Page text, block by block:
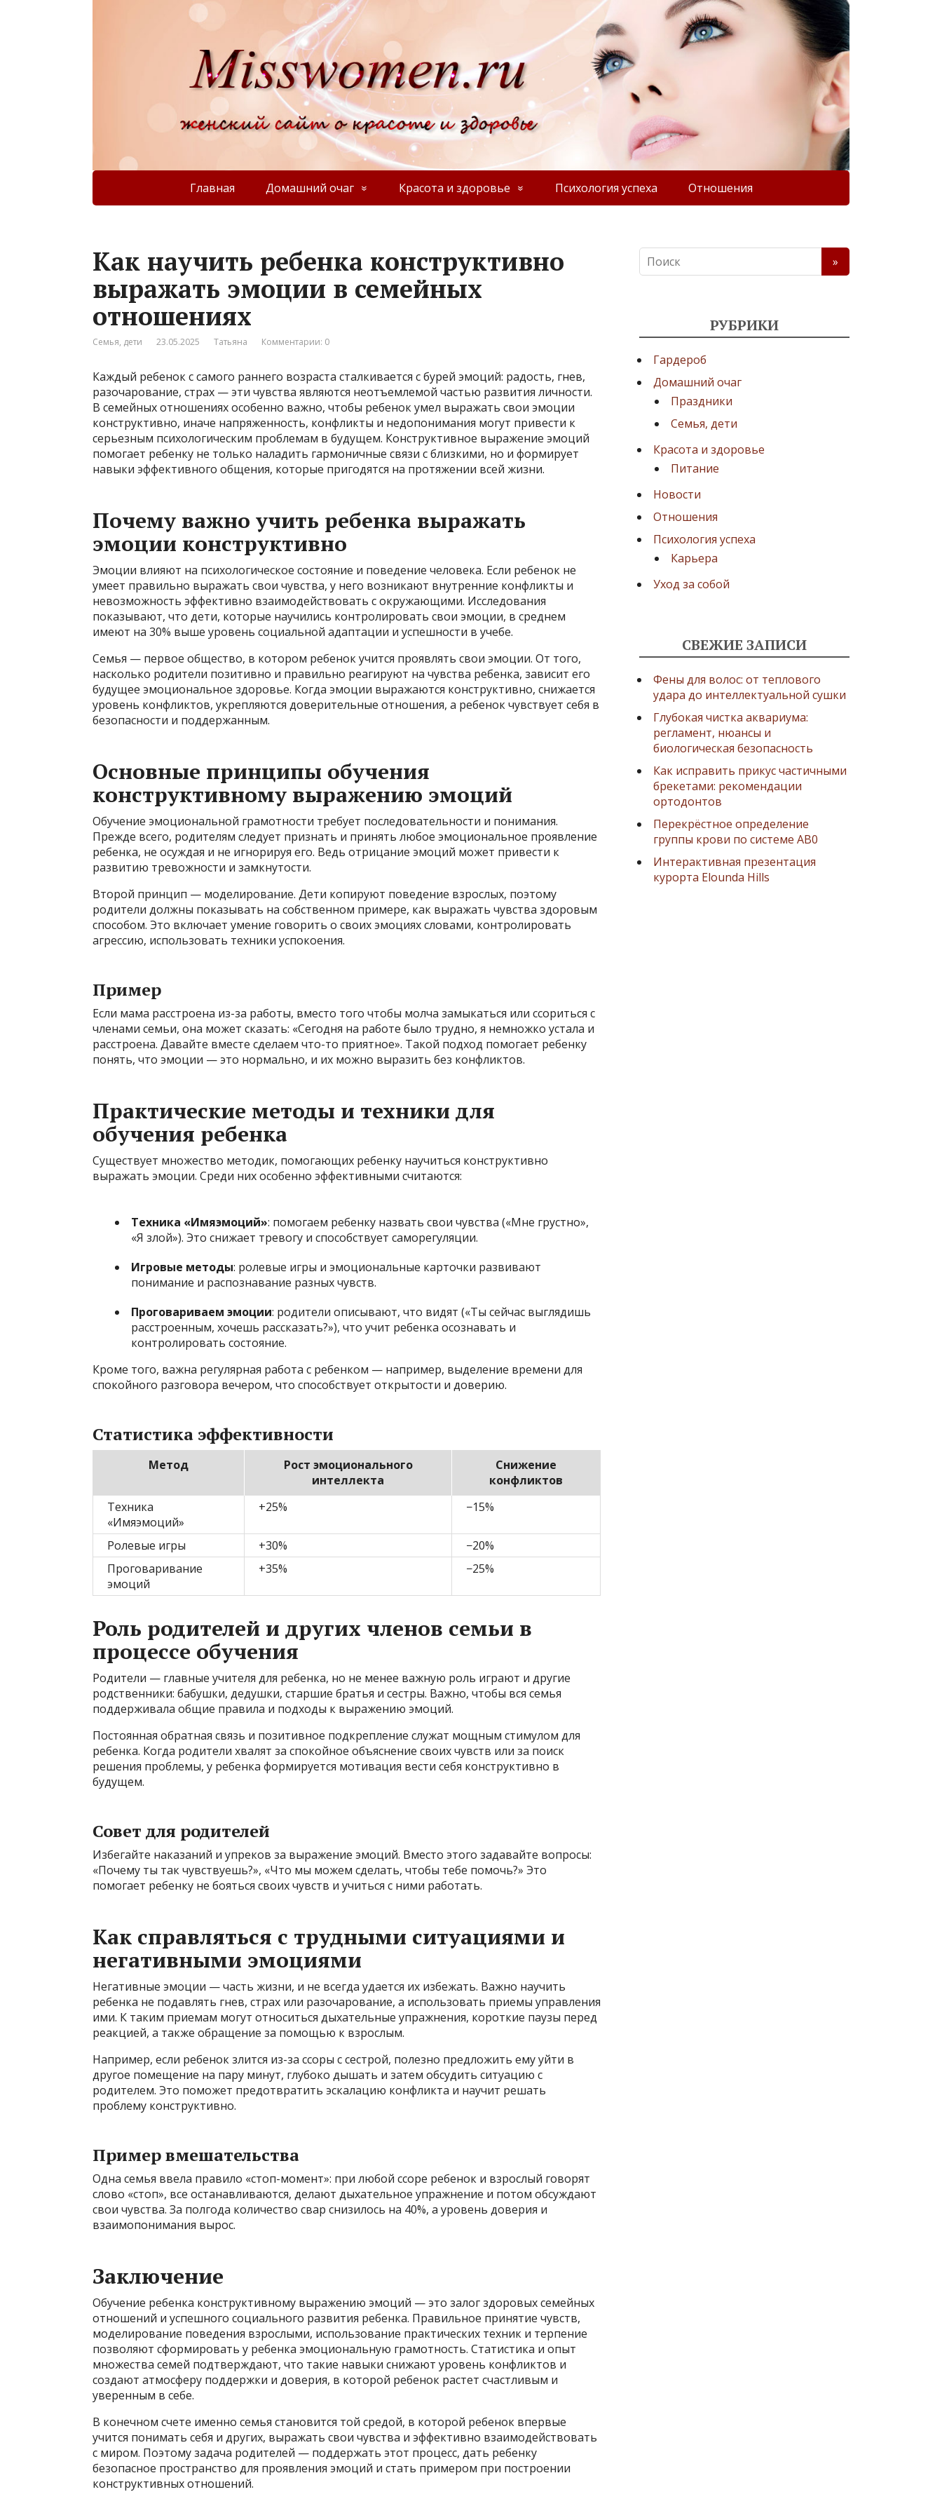
Главная Домашний очаг Красота и здоровье Психология успеха Отношения
Как научить ребенка конструктивно
выражать эмоции в семейных
отношениях
Семья, дети 23.05.2025 Татьяна Комментарии: 0
Каждый ребенок с самого раннего возраста сталкивается с бурей эмоций: радость, гнев,
разочарование, страх — эти чувства являются неотъемлемой частью развития личности.
В семейных отношениях особенно важно, чтобы ребенок умел выражать свои эмоции
конструктивно, иначе напряженность, конфликты и недопонимания могут привести к
серьезным психологическим проблемам в будущем. Конструктивное выражение эмоций
помогает ребенку не только наладить гармоничные связи с близкими, но и формирует
навыки эффективного общения, которые пригодятся на протяжении всей жизни.
Почему важно учить ребенка выражать
эмоции конструктивно
Эмоции влияют на психологическое состояние и поведение человека. Если ребенок не
умеет правильно выражать свои чувства, у него возникают внутренние конфликты и
невозможность эффективно взаимодействовать с окружающими. Исследования
показывают, что дети, которые научились контролировать свои эмоции, в среднем
имеют на 30% выше уровень социальной адаптации и успешности в учебе.
Семья — первое общество, в котором ребенок учится проявлять свои эмоции. От того,
насколько родители позитивно и правильно реагируют на чувства ребенка, зависит его
будущее эмоциональное здоровье. Когда эмоции выражаются конструктивно, снижается
уровень конфликтов, укрепляются доверительные отношения, а ребенок чувствует себя в
безопасности и поддержанным.
Основные принципы обучения
конструктивному выражению эмоций
Обучение эмоциональной грамотности требует последовательности и понимания.
Прежде всего, родителям следует признать и принять любое эмоциональное проявление
ребенка, не осуждая и не игнорируя его. Ведь отрицание эмоций может привести к
развитию тревожности и замкнутости.
Второй принцип — моделирование. Дети копируют поведение взрослых, поэтому
родители должны показывать на собственном примере, как выражать чувства здоровым
способом. Это включает умение говорить о своих эмоциях словами, контролировать
агрессию, использовать техники успокоения.
Пример
Если мама расстроена из-за работы, вместо того чтобы молча замыкаться или ссориться с
членами семьи, она может сказать: «Сегодня на работе было трудно, я немножко устала и
расстроена. Давайте вместе сделаем что-то приятное». Такой подход помогает ребенку
понять, что эмоции — это нормально, и их можно выразить без конфликтов.
Практические методы и техники для
обучения ребенка
Существует множество методик, помогающих ребенку научиться конструктивно
выражать эмоции. Среди них особенно эффективными считаются:
Техника «Имяэмоций»: помогаем ребенку назвать свои чувства («Мне грустно»,
«Я злой»). Это снижает тревогу и способствует саморегуляции.
Игровые методы: ролевые игры и эмоциональные карточки развивают
понимание и распознавание разных чувств.
Проговариваем эмоции: родители описывают, что видят («Ты сейчас выглядишь
расстроенным, хочешь рассказать?»), что учит ребенка осознавать и
контролировать состояние.
Кроме того, важна регулярная работа с ребенком — например, выделение времени для
спокойного разговора вечером, что способствует открытости и доверию.
Статистика эффективности
Метод
Рост эмоционального
интеллекта
Снижение
конфликтов
Техника
«Имяэмоций»
+25% −15%
Ролевые игры +30%
−20%
Проговаривание
эмоций
+35% −25%
Роль родителей и других членов семьи в
процессе обучения
Родители — главные учителя для ребенка, но не менее важную роль играют и другие
родственники: бабушки, дедушки, старшие братья и сестры. Важно, чтобы вся семья
поддерживала общие правила и подходы к выражению эмоций.
Постоянная обратная связь и позитивное подкрепление служат мощным стимулом для
ребенка. Когда родители хвалят за спокойное объяснение своих чувств или за поиск
решения проблемы, у ребенка формируется мотивация вести себя конструктивно в
будущем.
Совет для родителей
Избегайте наказаний и упреков за выражение эмоций. Вместо этого задавайте вопросы:
«Почему ты так чувствуешь?», «Что мы можем сделать, чтобы тебе помочь?» Это
помогает ребенку не бояться своих чувств и учиться с ними работать.
Как справляться с трудными ситуациями и
негативными эмоциями
Негативные эмоции — часть жизни, и не всегда удается их избежать. Важно научить
ребенка не подавлять гнев, страх или разочарование, а использовать приемы управления
ими. К таким приемам могут относиться дыхательные упражнения, короткие паузы перед
реакцией, а также обращение за помощью к взрослым.
Например, если ребенок злится из-за ссоры с сестрой, полезно предложить ему уйти в
другое помещение на пару минут, глубоко дышать и затем обсудить ситуацию с
родителем. Это поможет предотвратить эскалацию конфликта и научит решать
проблему конструктивно.
Пример вмешательства
Одна семья ввела правило «стоп-момент»: при любой ссоре ребенок и взрослый говорят
слово «стоп», все останавливаются, делают дыхательное упражнение и потом обсуждают
свои чувства. За полгода количество свар снизилось на 40%, а уровень доверия и
взаимопонимания вырос.
Заключение
Обучение ребенка конструктивному выражению эмоций — это залог здоровых семейных
отношений и успешного социального развития ребенка. Правильное принятие чувств,
моделирование поведения взрослыми, использование практических техник и терпение
позволяют сформировать у ребенка эмоциональную грамотность. Статистика и опыт
множества семей подтверждают, что такие навыки снижают уровень конфликтов и
создают атмосферу поддержки и доверия, в которой ребенок растет счастливым и
уверенным в себе.
В конечном счете именно семья становится той средой, в которой ребенок впервые
учится понимать себя и других, выражать свои чувства и эффективно взаимодействовать
с миром. Поэтому задача родителей — поддержать этот процесс, дать ребенку
безопасное пространство для проявления эмоций и стать примером при построении
конструктивных отношений.
РУБРИКИ
Гардероб
Домашний очаг
Праздники
Семья, дети
Красота и здоровье
Питание
Новости
Отношения
Психология успеха
Карьера
Уход за собой
СВЕЖИЕ ЗАПИСИ
Фены для волос: от теплового
удара до интеллектуальной сушки
Глубокая чистка аквариума:
регламент, нюансы и
биологическая безопасность
Как исправить прикус частичными
брекетами: рекомендации
ортодонтов
Перекрёстное определение
группы крови по системе AB0
Интерактивная презентация
курорта Elounda Hills